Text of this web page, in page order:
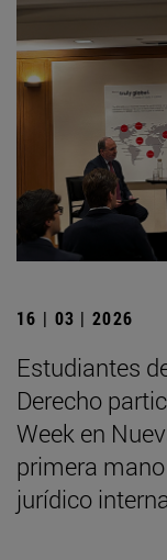
16 | 03 | 2026
Estudiantes
Derecho
Week en
primera
jurídico